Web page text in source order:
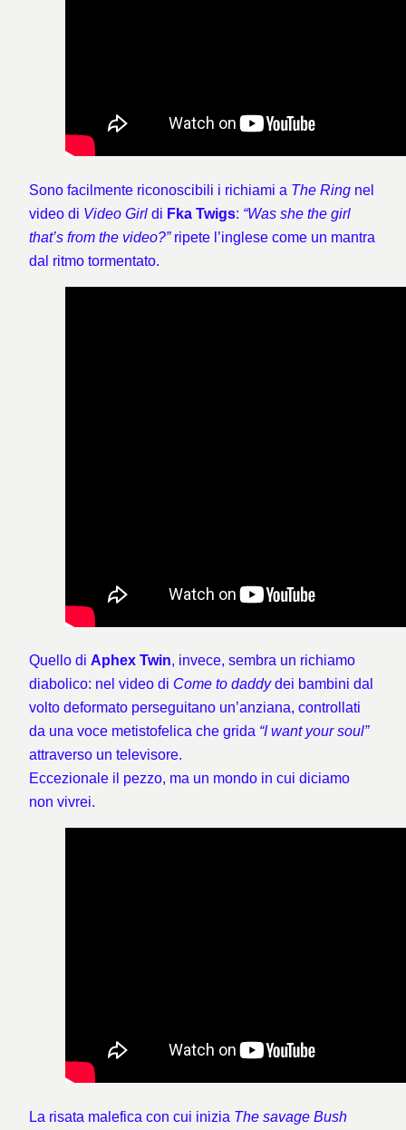
Sono facilmente riconoscibili i richiami a The Ring nel
video di Video Girl di Fka Twigs: “Was she the girl
that’s from the video?”ripete l’inglese come un mantra
dal ritmo tormentato.
Quello di Aphex Twin, invece, sembra un richiamo
diabolico: nel video di Come to daddydei bambini dal
volto deformato perseguitano un’anziana, controllati
da una voce metistofelica che grida “I want your soul”
attraverso un televisore.
Eccezionale il pezzo, ma un mondo in cui diciamo
non vivrei.
La risata malefica con cui inizia The savage Bush